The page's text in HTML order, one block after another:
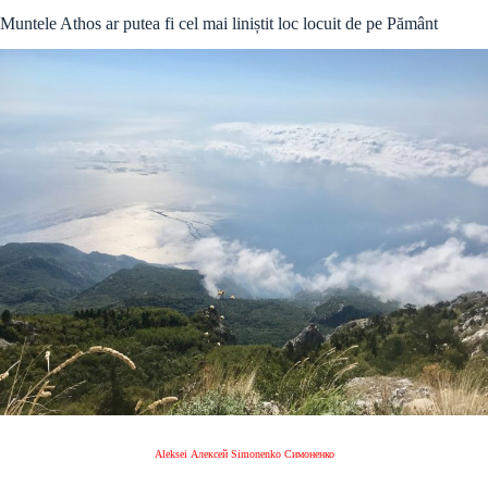
Muntele Athos ar putea fi cel mai liniștit loc locuit de pe Pământ
Aleksei Алексей Simonenko Симоненко